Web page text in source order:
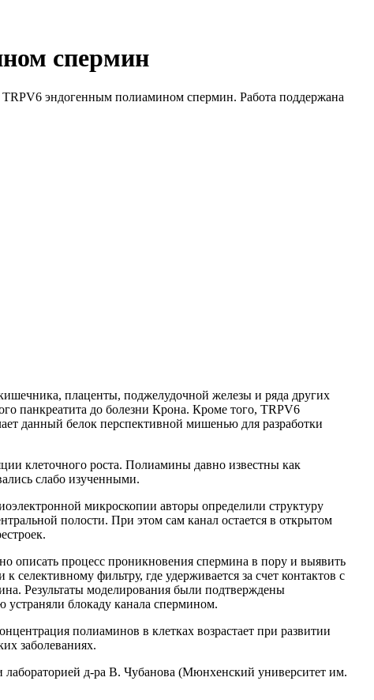
спермин
эндогенным полиамином спермин. Работа поддержана
плаценты, поджелудочной железы и ряда других
панкреатита до болезни Крона. Кроме того, TRPV6
данный белок перспективной мишенью для разработки
клеточного роста. Полиамины давно известны как
слабо изученными.
микроскопии авторы определили структуру
полости. При этом сам канал остается в открытом
описать процесс проникновения спермина в пору и выявить
селективному фильтру, где удерживается за счет контактов с
Результаты моделирования были подтверждены
блокаду канала спермином.
полиаминов в клетках возрастает при развитии
заболеваниях.
д-ра В. Чубанова (Мюнхенский университет им.